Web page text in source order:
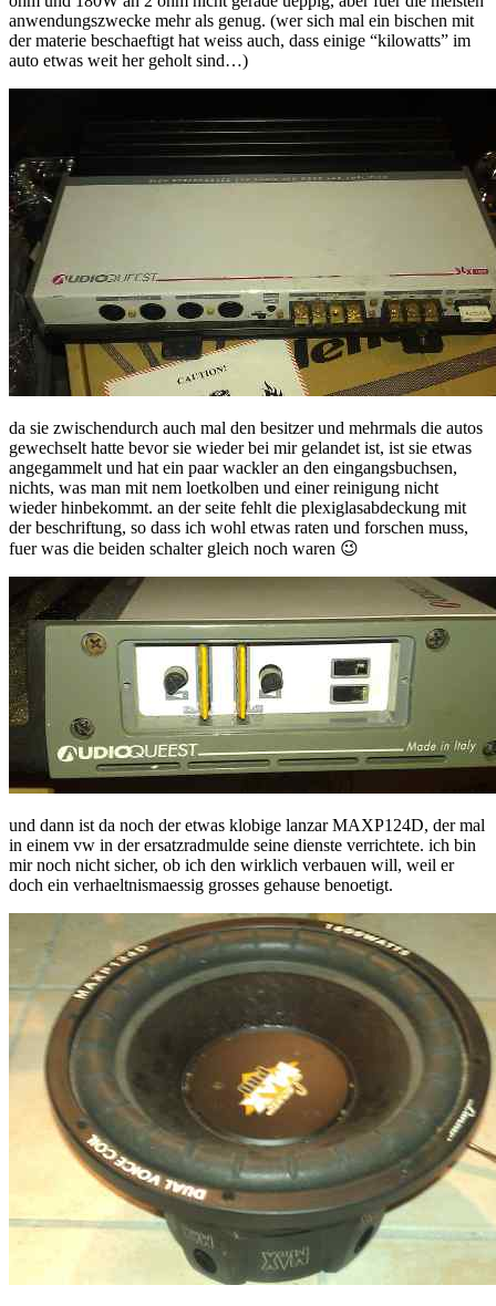
anwendungszwecke mehr als genug. (wer sich mal ein bischen mit
der materie beschaeftigt hat weiss auch, dass einige “kilowatts” im
auto etwas weit her geholt sind…)
da sie zwischendurch auch mal den besitzer und mehrmals die autos
gewechselt hatte bevor sie wieder bei mir gelandet ist, ist sie etwas
angegammelt und hat ein paar wackler an den eingangsbuchsen,
nichts, was man mit nem loetkolben und einer reinigung nicht
wieder hinbekommt. an der seite fehlt die plexiglasabdeckung mit
der beschriftung, so dass ich wohl etwas raten und forschen muss,
fuer was die beiden schalter gleich noch waren 😉
und dann ist da noch der etwas klobige lanzar MAXP124D, der mal
in einem vw in der ersatzradmulde seine dienste verrichtete. ich bin
mir noch nicht sicher, ob ich den wirklich verbauen will, weil er
doch ein verhaeltnismaessig grosses gehause benoetigt.